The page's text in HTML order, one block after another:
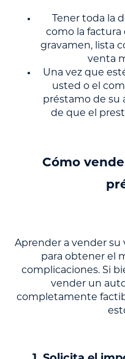
Tener toda la
como la factura
gravamen, lista
venta
Una vez que
usted o el
préstamo de su
de que el
Cómo
Aprender a vender su
para obtener el
complicaciones. Si
vender un
completamente